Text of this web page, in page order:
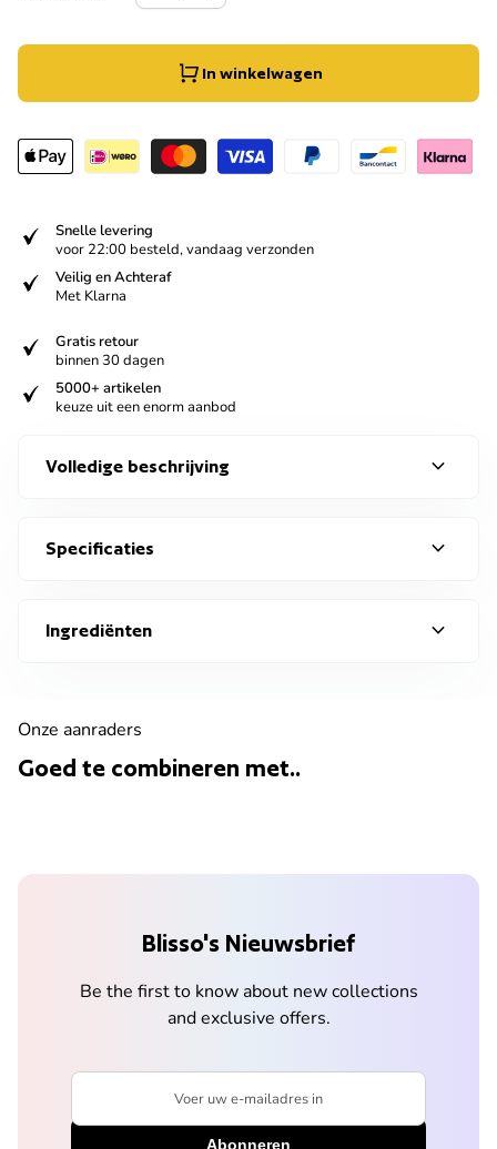
In winkelwagen
verified
Snelle levering
voor 22:00 besteld, vandaag verzonden
verified
Veilig en Achteraf
Met Klarna
verified
Gratis retour
binnen 30 dagen
verified
5000+ artikelen
keuze uit een enorm aanbod
Volledige beschrijving expand_more
Specificaties expand_more
Ingrediënten expand_more
Onze aanraders
Goed te combineren met..
Blisso's Nieuwsbrief
Be the first to know about new collections
and exclusive offers.
Voer uw e-mailadres in